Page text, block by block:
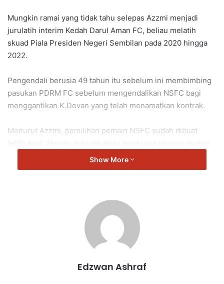
Mungkin ramai yang tidak tahu selepas Azzmi menjadi
jurulatih interim Kedah Darul Aman FC, beliau melatih
skuad Piala Presiden Negeri Sembilan pada 2020 hingga
2022.
Pengendali berusia 49 tahun itu sebelum ini membimbing
pasukan PDRM FC sebelum mengendalikan NSFC bagi
menggantikan K.Devan yang telah menamatkan kontrak.
Menurut Azzmi, pemilihan pemain NSFC sudah dibuat
lalu dan membawa masuk pemain baru termasuk bekas
pemain PDRM.
“Pemain seperti NAsrullah Hanif, Barathkumar, Afiq Fitri
dan Amirul Hakimi merupakan antara pemain yang pernah
Show More
Edzwan Ashraf